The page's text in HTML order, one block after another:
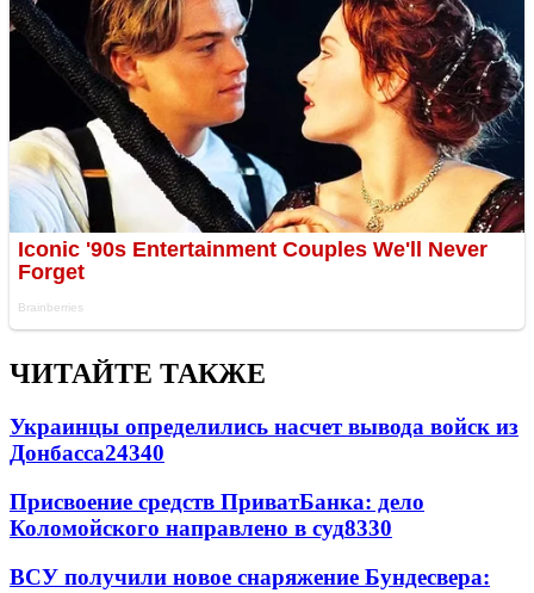
ЧИТАЙТЕ ТАКЖЕ
Украинцы определились насчет вывода войск из
Донбасса24340
Присвоение средств ПриватБанка: дело
Коломойского направлено в суд8330
ВСУ получили новое снаряжение Бундесвера: